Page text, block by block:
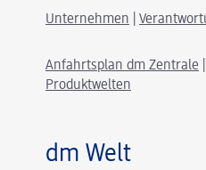
Unternehmen
Anfahrtsplan dm Zentrale
Produktwelten
dm Welt